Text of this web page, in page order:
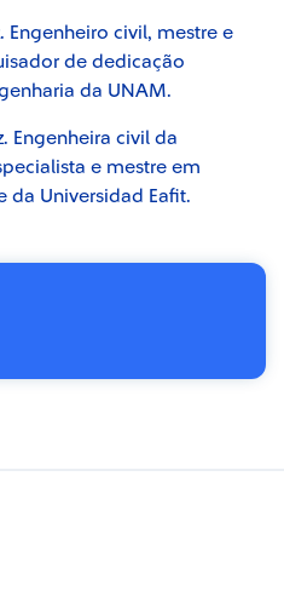
Engenheiro civil, mestre e
de dedicação
da UNAM.
Engenheira civil da
e mestre em
da Universidad Eafit.